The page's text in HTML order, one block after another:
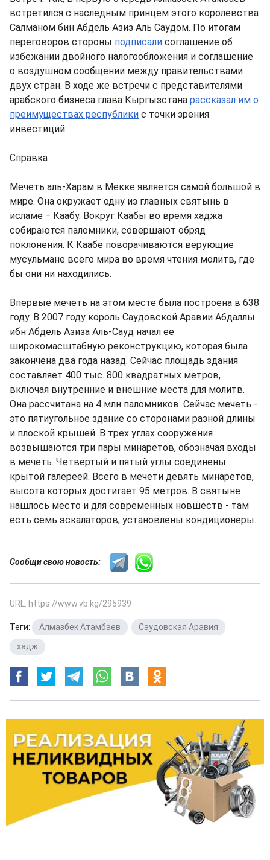
встретился с наследным принцем этого королевства
Салманом бин Абдель Азиз Аль Саудом. По итогам
переговоров стороны подписали соглашение об
избежании двойного налогообложения и соглашение
о воздушном сообщении между правительствами
двух стран. В ходе же встречи с представителями
арабского бизнеса глава Кыргызстана рассказал им о
преимуществах республики с точки зрения
инвестиций.
Справка
Мечеть аль-Харам в Мекке является самой большой в
мире. Она окружает одну из главных святынь в
исламе ‒ Каабу. Вокруг Каабы во время хаджа
собираются паломники, совершают обряд
поклонения. К Каабе поворачиваются верующие
мусульмане всего мира во время чтения молитв, где
бы они ни находились.
Впервые мечеть на этом месте была построена в 638
году. В 2007 году король Саудовской Аравии Абдаллы
ибн Абдель Азиза Аль-Сауд начал ее
широкомасштабную реконструкцию, которая была
закончена два года назад. Сейчас площадь здания
составляет 400 тыс. 800 квадратных метров,
включая внутренние и внешние места для молитв.
Она рассчитана на 4 млн паломников. Сейчас мечеть -
это пятиугольное здание со сторонами разной длины
и плоской крышей. В трех углах сооружения
возвышаются три пары минаретов, обозначая входы
в мечеть. Четвертый и пятый углы соединены
крытой галереей. Всего в мечети девять минаретов,
высота которых достигает 95 метров. В святыне
нашлось место и для современных новшеств - там
есть семь эскалаторов, установлены кондиционеры.
Сообщи свою новость:
URL: https://www.vb.kg/295939
Теги: Алмазбек Атамбаев Саудовская Аравия
хадж